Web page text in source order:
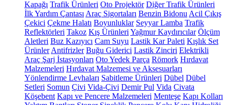
Kapağı Trafik Ürünleri Oto Projektör Diğer Trafik Ürünleri
İlk Yardım Çantası Araç Sigortaları Benzin Bidonu Acil Çıkış
Çekici Çekme Halatı Boyunluklar Seyyar Lamba Trafik
Reflektörleri Takoz Kış Ürünleri Yağmur Kaydırıcılar Ölçüm
Aletleri Buz Kazıyıcı Cam Suyu Lastik Kar Paleti Kışlık Set
Ürünler Antifrizler Buğu Giderici Lastik Zinciri Elektrikli
Araç Şarj İstasyonları Oto Yedek Parça Römork Hırdavat
Malzemeleri Hırdavat Malzemesi ve Aksesuarları
Yönlendirme Levhaları Sabitleme Ürünleri Dübel Dübel
Setleri Somun Çivi Vida-Çivi Demir Pul Vida Civata
Köşebent Kapı ve Pencere Malzemeleri Menteşe Kapı Kolları